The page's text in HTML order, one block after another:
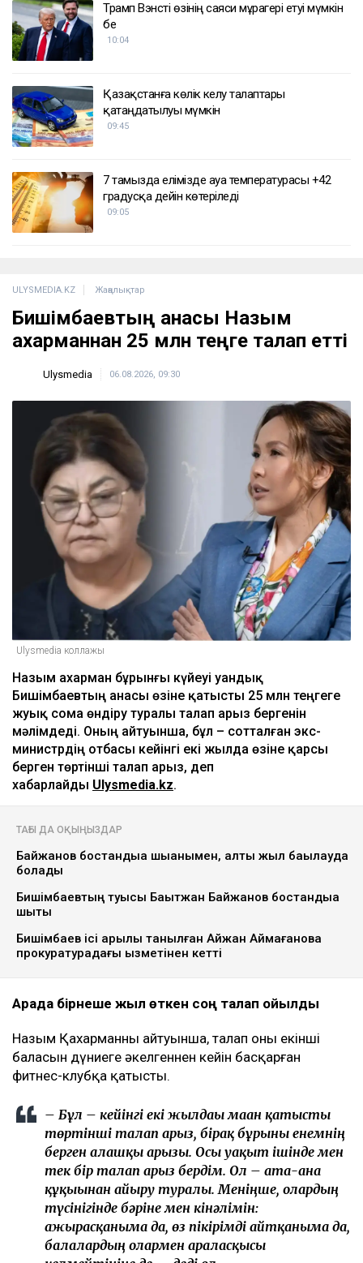
Трамп Вэнсті өзінің саяси мұрагері етуі мүмкін
бе
10:04
Қазақстанға көлік әкелу талаптары
қатаңдатылуы мүмкін
09:45
7 тамызда елімізде ауа температурасы +42
градусқа дейін көтеріледі
09:05
ULYSMEDIA.KZ Жаңалықтар
Бишімбаевтың анасы Назым
Қахарманнан 25 млн теңге талап етті
Ulysmedia 06.08.2026, 09:30
Ulysmedia коллажы
Назым Қахарман бұрынғы күйеуі Қуандық
Бишімбаевтың анасы өзіне қатысты 25 млн теңгеге
жуық сома өндіру туралы талап арыз бергенін
мәлімдеді. Оның айтуынша, бұл – сотталған экс-
министрдің отбасы кейінгі екі жылда өзіне қарсы
берген төртінші талап арыз, деп
хабарлайды Ulysmedia.kz.
ТАҒЫ ДА ОҚЫҢЫЗДАР
Байжанов бостандыққа шыққанымен, алты жыл бақылауда
болады
Бишімбаевтың туысы Бақытжан Байжанов бостандыққа
шықты
Бишімбаев ісі арқылы танылған Айжан Аймағанова
прокуратурадағы қызметінен кетті
Арада бірнеше жыл өткен соң талап қойылды
Назым Қахарманның айтуынша, талап оның екінші
баласын дүниеге әкелгеннен кейін басқарған
фитнес-клубқа қатысты.
– Бұл – кейінгі екі жылдағы маған қатысты
төртінші талап арыз, бірақ бұрынғы енемнің
берген алғашқы арызы. Осы уақыт ішінде мен
тек бір талап арыз бердім. Ол – ата-ана
құқығынан айыру туралы. Меніңше, олардың
түсінігінде бәріне мен кінәлімін:
ажырасқаныма да, өз пікірімді айтқаныма да,
балалардың олармен араласқысы